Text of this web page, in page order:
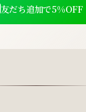
友だち追加で5%OFF